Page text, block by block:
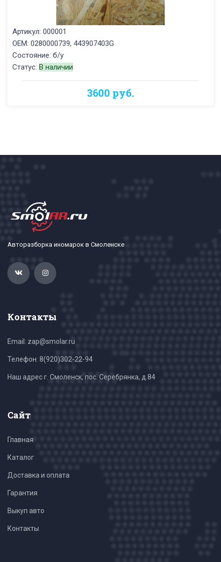
Артикул: 000001
OEM: 0280000739, 443907403G
Состояние: б/у
Статус: В наличии
3600 руб.
Авторазборка иномарок в Смоленске
Контакты
Email: zap@smolar.ru
Телефон: 8(920)302-22-94
Наш адрес г. Смоленск, пос. Серебрянка, д.84
Сайт
Главная
Каталог
Доставка и оплата
Гарантия
Выкуп авто
Контакты